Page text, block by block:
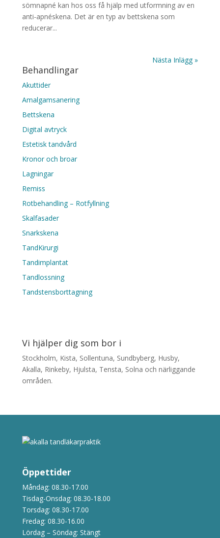
sömnapné kan hos oss få hjälp med utformning av en
anti-apnéskena. Det är en typ av bettskena som
reducerar...
Nästa Inlägg »
Behandlingar
Akuttider
Amalgamsanering
Bettskena
Digital avtryck
Estetisk tandvård
Kronor och broar
Lagningar
Remiss
Rotbehandling – Rotfyllning
Skalfasader
Snarkskena
TandKirurgi
Tandimplantat
Tandlossning
Tandstensborttagning
Vi hjälper dig som bor i
Stockholm, Kista, Sollentuna, Sundbyberg, Husby,
Akalla, Rinkeby, Hjulsta, Tensta, Solna och närliggande
områden.
Öppettider
Måndag: 08.30-17.00
Tisdag-Onsdag: 08.30-18.00
Torsdag: 08.30-17.00
Fredag: 08.30-16.00
Lördag – Söndag: Stängt